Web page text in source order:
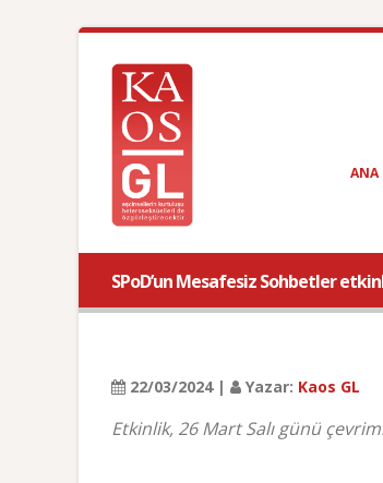
ANA
SPoD’un Mesafesiz Sohbetler
22/03/2024 | Yazar: Kaos GL
Etkinlik, 26 Mart Salı günü